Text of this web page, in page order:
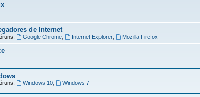
de Internet
Google Chrome, Internet Explorer, Mozilla Firefox
Windows 10, Windows 7